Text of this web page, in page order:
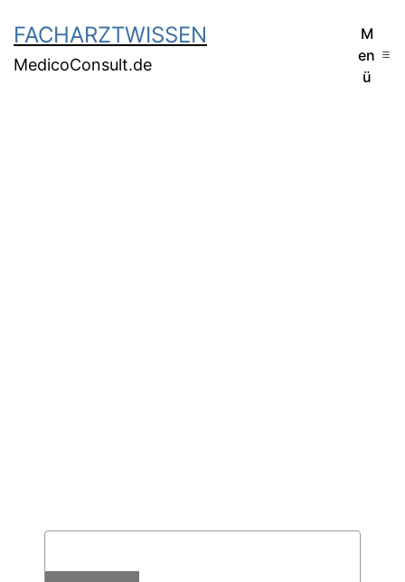
FACHARZTWISSEN
MedicoConsult.de
M
en
ü